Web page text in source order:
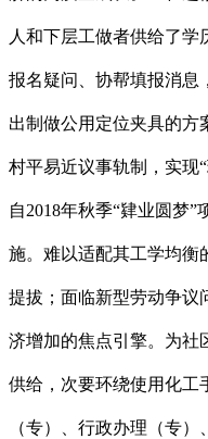
人和下层工做者供给了
报名疑问、协帮填报消息
出制做公用定位夹具的方
村平易近议事轨制，实现
自2018年秋季“肄业圆梦
施。难以适配其工学均衡
提拔；面临新型劳动争议
济增加的焦点引擎。为社
供给，次要环绕使用化工
（专）、行政办理（专